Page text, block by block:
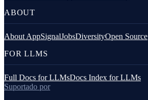
ABOUT
About AppSignalJobsDiversityOpen Source
FOR LLMS
Full Docs for LLMsDocs Index for LLMs
Suportado por